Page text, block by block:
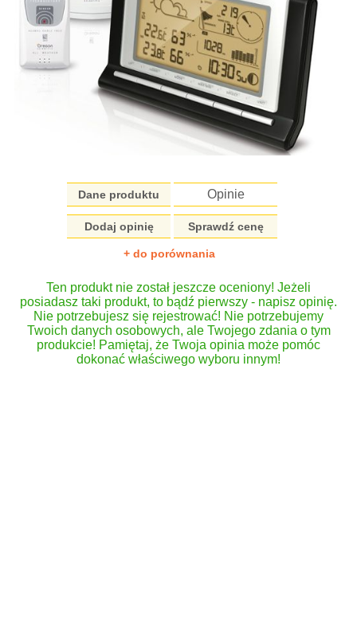
Dane produktu Opinie
Dodaj opinię Sprawdź cenę
+ do porównania
Ten produkt nie został jeszcze oceniony! Jeżeli
posiadasz taki produkt, to bądź pierwszy - napisz opinię.
Nie potrzebujesz się rejestrować! Nie potrzebujemy
Twoich danych osobowych, ale Twojego zdania o tym
produkcie! Pamiętaj, że Twoja opinia może pomóc
dokonać właściwego wyboru innym!